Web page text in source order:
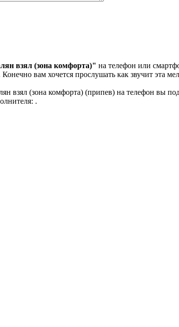
взял (зона комфорта)" на телефон или
вам хочется прослушать как звучит эта
взял (зона комфорта) (припев) на телефон вы
.